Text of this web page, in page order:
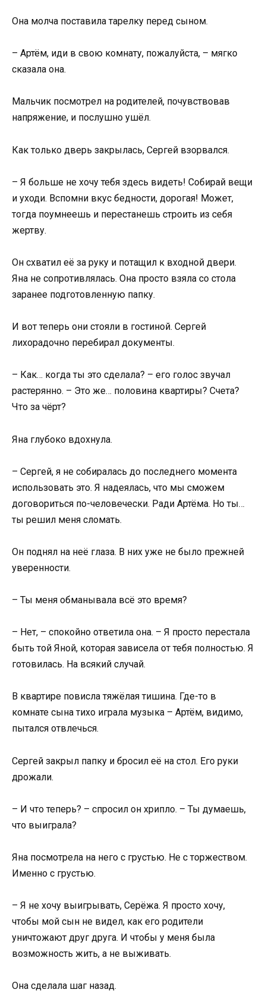
Она молча поставила тарелку перед сыном.
– Артём, иди в свою комнату, пожалуйста, – мягко
сказала она.
Мальчик посмотрел на родителей, почувствовав
напряжение, и послушно ушёл.
Как только дверь закрылась, Сергей взорвался.
– Я больше не хочу тебя здесь видеть! Собирай вещи
и уходи. Вспомни вкус бедности, дорогая! Может,
тогда поумнеешь и перестанешь строить из себя
жертву.
Он схватил её за руку и потащил к входной двери.
Яна не сопротивлялась. Она просто взяла со стола
заранее подготовленную папку.
И вот теперь они стояли в гостиной. Сергей
лихорадочно перебирал документы.
– Как… когда ты это сделала? – его голос звучал
растерянно. – Это же… половина квартиры? Счета?
Что за чёрт?
Яна глубоко вдохнула.
– Сергей, я не собиралась до последнего момента
использовать это. Я надеялась, что мы сможем
договориться по-человечески. Ради Артёма. Но ты…
ты решил меня сломать.
Он поднял на неё глаза. В них уже не было прежней
уверенности.
– Ты меня обманывала всё это время?
– Нет, – спокойно ответила она. – Я просто перестала
быть той Яной, которая зависела от тебя полностью. Я
готовилась. На всякий случай.
В квартире повисла тяжёлая тишина. Где-то в
комнате сына тихо играла музыка – Артём, видимо,
пытался отвлечься.
Сергей закрыл папку и бросил её на стол. Его руки
дрожали.
– И что теперь? – спросил он хрипло. – Ты думаешь,
что выиграла?
Яна посмотрела на него с грустью. Не с торжеством.
Именно с грустью.
– Я не хочу выигрывать, Серёжа. Я просто хочу,
чтобы мой сын не видел, как его родители
уничтожают друг друга. И чтобы у меня была
возможность жить, а не выживать.
Она сделала шаг назад.